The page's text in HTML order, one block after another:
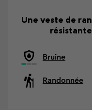
Une veste de
Bruine
Randonnée